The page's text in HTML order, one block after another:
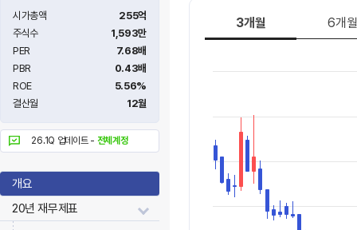
시가총액
255억
주식수
1,593만
PER
7.68배
PBR
0.43배
ROE
5.56%
결산월
12월
26.1Q 업데이트 - 전체계정
개요
20년 재무제표
3개월 6개월